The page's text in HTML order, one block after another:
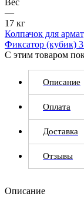
—
17 кг
Колпачок для
Фиксатор (кубик)
С этим товаром
Описание
Оплата
Доставка
Отзывы
Описание